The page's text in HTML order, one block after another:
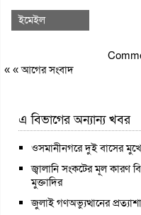
ইমেইল
« «আগের সংবাদ
এ বিভাগের অন্যান্য খবর
ওসমানীনগরে দুই বাসের
জ্বালানি সংকটের মূল কারণ
মুক্তাদির
জুলাই গণঅভ্যুত্থানের